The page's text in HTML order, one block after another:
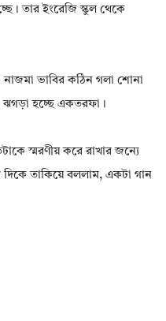
তার ইংরেজি স্কুল থেকে
ভাবির কঠিন গলা শোনা
ঝগড়া হচ্ছে একতরফা।
স্মরণীয় করে রাখার জন্যে
তাকিয়ে বললাম, একটা গান